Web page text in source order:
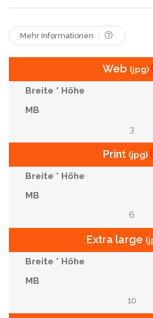
Mehr Informationen
Web (jpg)
3
Print (jpg)
6
Extra large
10